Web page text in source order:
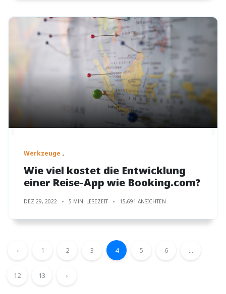
Werkzeuge
Wie viel kostet die Entwicklung
einer Reise-App wie Booking.com?
DEZ 29, 2022 5 MIN. LESEZEIT 15,691 ANSICHTEN
‹ 1 2 3 4 5 6 ...
12 13 ›